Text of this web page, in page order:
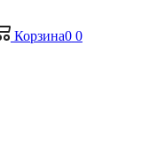
Корзина0 0